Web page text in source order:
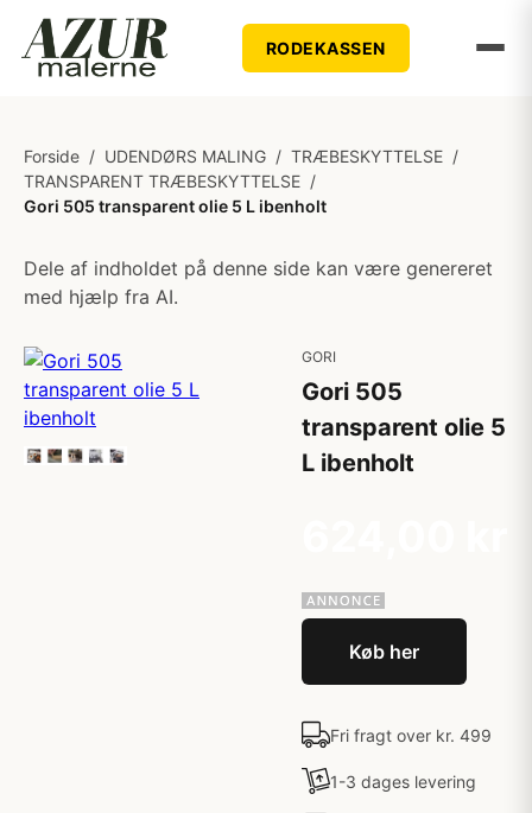
RODEKASSEN
Forside / UDENDØRS MALING / TRÆBESKYTTELSE /
TRANSPARENT TRÆBESKYTTELSE /
Gori 505 transparent olie 5 L ibenholt
Dele af indholdet på denne side kan være genereret
med hjælp fra AI.
GORI
Gori 505
transparent olie 5
L ibenholt
Køb her
Fri fragt over kr. 499
1-3 dages levering